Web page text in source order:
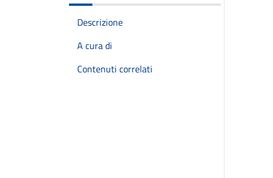
Descrizione
A cura di
Contenuti correlati